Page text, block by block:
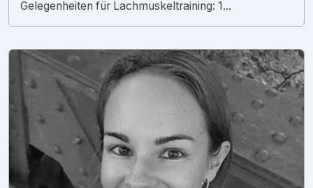
Gelegenheiten für Lachmuskeltraining: 1...